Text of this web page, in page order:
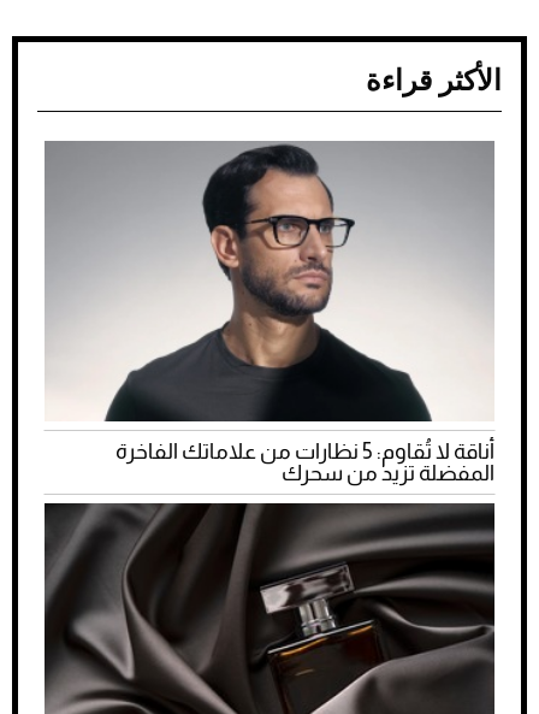
الأكثر قراءة
أناقة لا تُقاوم: 5 نظارات من علاماتك الفاخرة
المفضلة تزيد من سحرك